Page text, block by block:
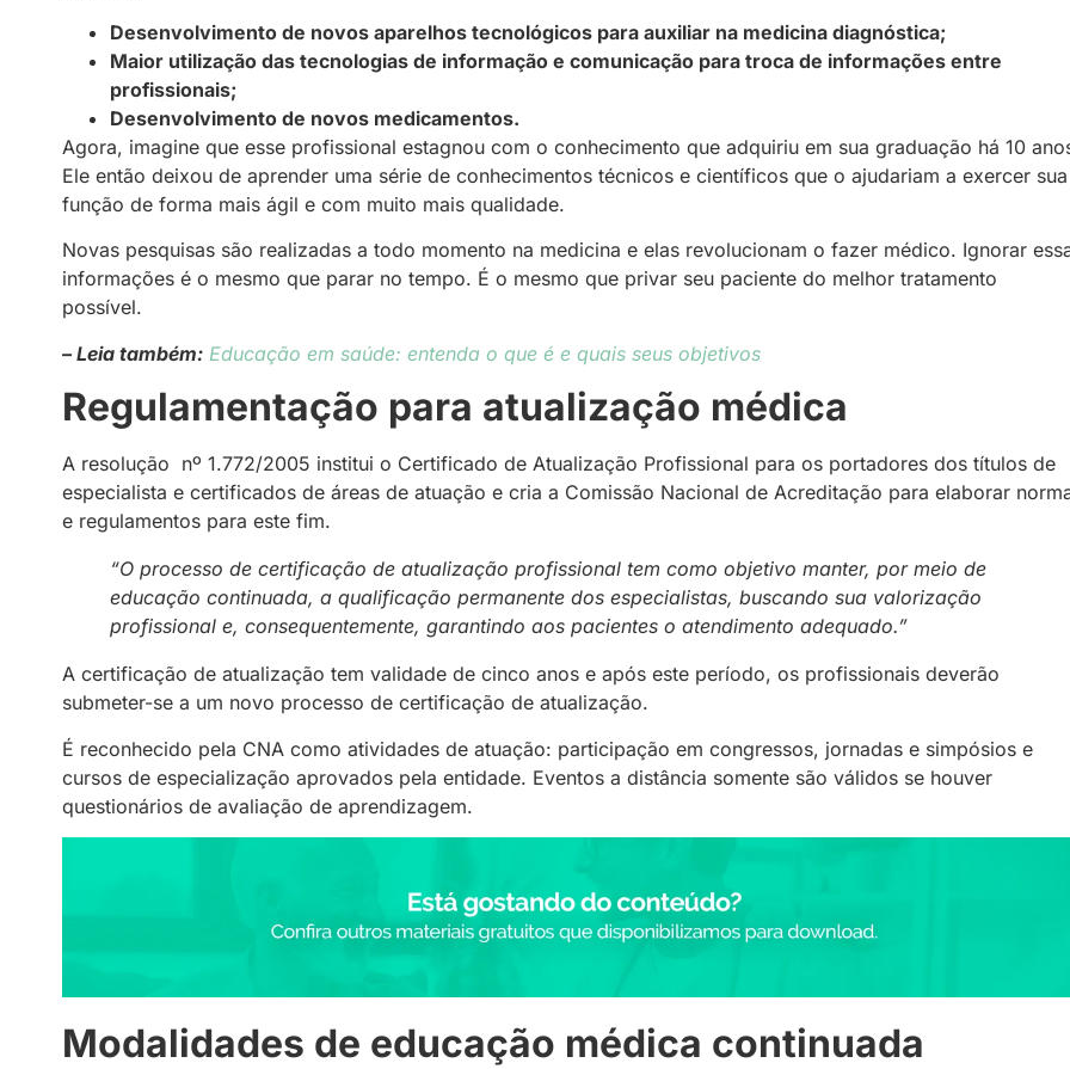
Desenvolvimento de novos aparelhos tecnológicos para auxiliar na medicina diagnóstica;
Maior utilização das tecnologias de informação e comunicação para troca de informações entre
profissionais;
Desenvolvimento de novos medicamentos.
Agora, imagine que esse profissional estagnou com o conhecimento que adquiriu em sua graduação há 10
Ele então deixou de aprender uma série de conhecimentos técnicos e científicos que o ajudariam a exercer sua
função de forma mais ágil e com muito mais qualidade.
Novas pesquisas são realizadas a todo momento na medicina e elas revolucionam o fazer médico. Ignorar
informações é o mesmo que parar no tempo. É o mesmo que privar seu paciente do melhor tratamento
possível.
– Leia também: Educação em saúde: entenda o que é e quais seus objetivos
Regulamentação para atualização médica
A resolução nº 1.772/2005 institui o Certificado de Atualização Profissional para os portadores dos títulos de
especialista e certificados de áreas de atuação e cria a Comissão Nacional de Acreditação para elaborar
e regulamentos para este fim.
“O processo de certificação de atualização profissional tem como objetivo manter, por meio de
educação continuada, a qualificação permanente dos especialistas, buscando sua valorização
profissional e, consequentemente, garantindo aos pacientes o atendimento adequado.”
A certificação de atualização tem validade de cinco anos e após este período, os profissionais deverão
submeter-se a um novo processo de certificação de atualização.
É reconhecido pela CNA como atividades de atuação: participação em congressos, jornadas e simpósios e
cursos de especialização aprovados pela entidade. Eventos a distância somente são válidos se houver
questionários de avaliação de aprendizagem.
Modalidades de educação médica continuada